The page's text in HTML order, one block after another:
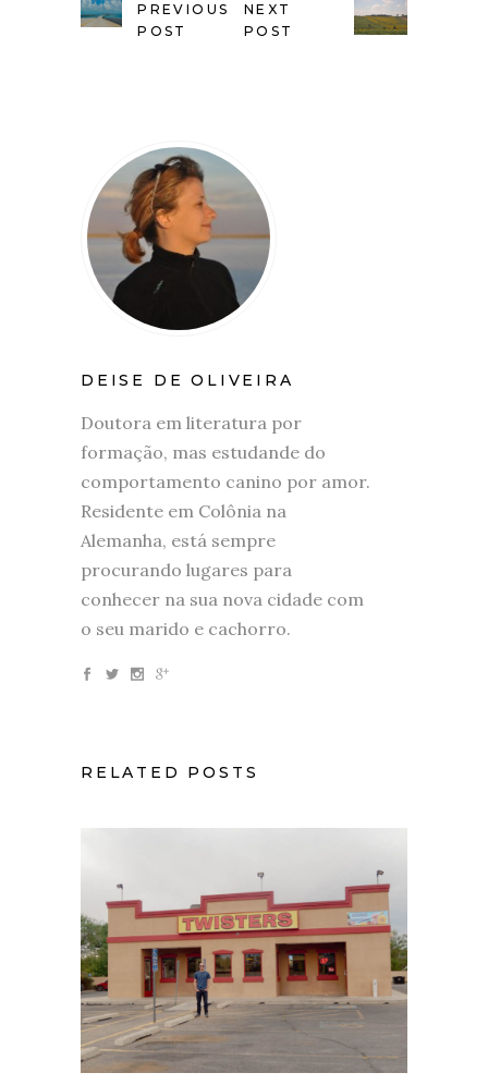
PREVIOUS
POST
NEXT
POST
DEISE DE OLIVEIRA
Doutora em literatura por
formação, mas estudande do
comportamento canino por amor.
Residente em Colônia na
Alemanha, está sempre
procurando lugares para
conhecer na sua nova cidade com
o seu marido e cachorro.
RELATED POSTS